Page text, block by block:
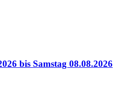
bis Samstag 08.08.2026